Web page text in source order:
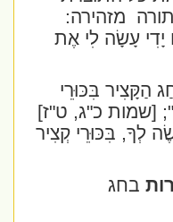
מזהירה:
עָשָׂה לִי אֶת
בִּכּוּרֵי
כ"ג, ט"ז]
בִּכּוּרֵי קְצִיר
בחג